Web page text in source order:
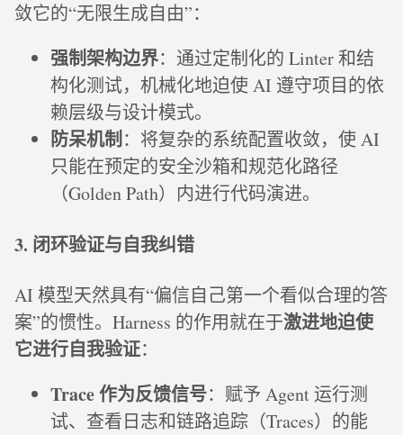
敛它的“无限生成自由”：
强制架构边界：通过定制化的 Linter 和结
构化测试，机械化地迫使 AI 遵守项目的依
赖层级与设计模式。
防呆机制：将复杂的系统配置收敛，使 AI
只能在预定的安全沙箱和规范化路径
（Golden Path）内进行代码演进。
3. 闭环验证与自我纠错
AI 模型天然具有“偏信自己第一个看似合理的答
案”的惯性。Harness 的作用就在于激进地迫使
它进行自我验证：
Trace 作为反馈信号：赋予 Agent 运行测
试、查看日志和链路追踪（Traces）的能